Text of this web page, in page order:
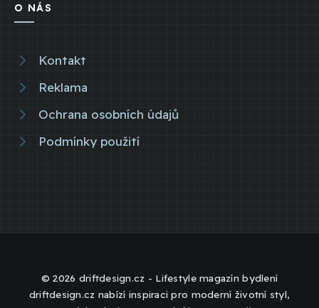
O NÁS
Kontakt
Reklama
Ochrana osobních údajů
Podmínky použití
© 2026 driftdesign.cz - Lifestyle magazín bydlení
driftdesign.cz nabízí inspiraci pro moderní životní styl,